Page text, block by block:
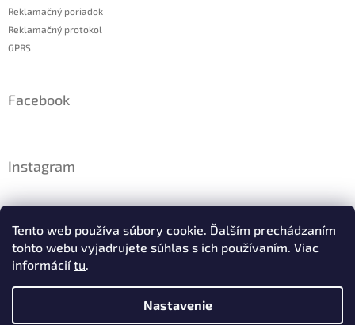
Tento web používa súbory cookie. Ďalším prechádzaním
tohto webu vyjadrujete súhlas s ich používaním. Viac
informáciítu.
Nastavenie
Reklamačný poriadok
Reklamačný protokol
GPRS
Facebook
Instagram
Sledovať na Instagrame